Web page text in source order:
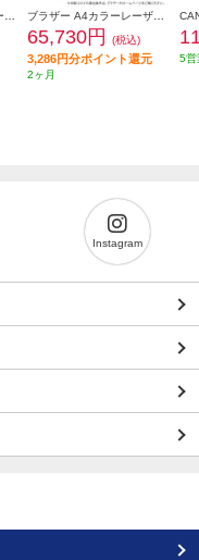
65,730円 (税込)
3,286円分ポイント還元
2ヶ月
5営
Instagram